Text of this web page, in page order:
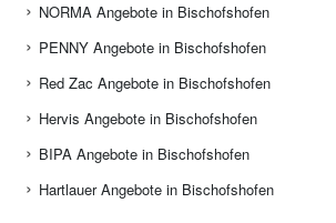
NORMA Angebote in Bischofshofen
PENNY Angebote in Bischofshofen
Red Zac Angebote in Bischofshofen
Hervis Angebote in Bischofshofen
BIPA Angebote in Bischofshofen
Hartlauer Angebote in Bischofshofen